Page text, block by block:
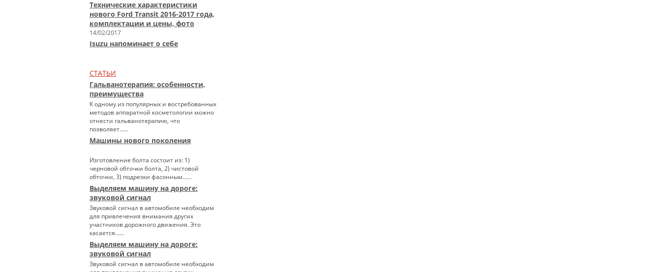
Технические характеристики
нового Ford Transit 2016-2017 года,
комплектации и цены, фото
14/02/2017
Isuzu напоминает о себе
СТАТЬИ
Гальванотерапия: особенности,
преимущества
К одному из популярных и востребованных
методов аппаратной косметологии можно
отнести гальванотерапию, что
позволяет…...
Машины нового поколения
Изготовление болта состоит из: 1)
черновой обточки болта, 2) чистовой
обточки, 3) подрезки фасонным…...
Выделяем машину на дороге:
звуковой сигнал
Звуковой сигнал в автомобиле необходим
для привлечения внимания других
участников дорожного движения. Это
касается…...
Выделяем машину на дороге:
звуковой сигнал
Звуковой сигнал в автомобиле необходим